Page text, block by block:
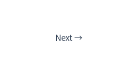
Next→